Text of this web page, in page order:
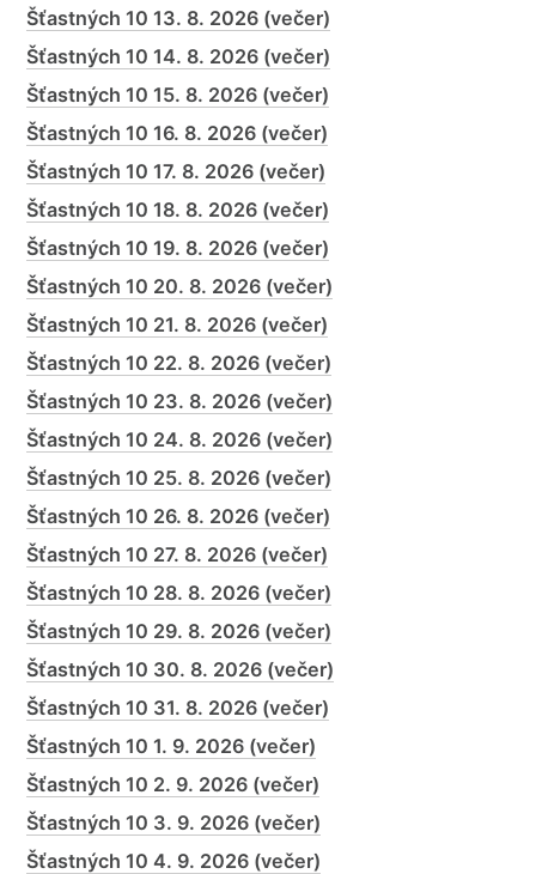
Šťastných 10 13. 8. 2026 (večer)
Šťastných 10 14. 8. 2026 (večer)
Šťastných 10 15. 8. 2026 (večer)
Šťastných 10 16. 8. 2026 (večer)
Šťastných 10 17. 8. 2026 (večer)
Šťastných 10 18. 8. 2026 (večer)
Šťastných 10 19. 8. 2026 (večer)
Šťastných 10 20. 8. 2026 (večer)
Šťastných 10 21. 8. 2026 (večer)
Šťastných 10 22. 8. 2026 (večer)
Šťastných 10 23. 8. 2026 (večer)
Šťastných 10 24. 8. 2026 (večer)
Šťastných 10 25. 8. 2026 (večer)
Šťastných 10 26. 8. 2026 (večer)
Šťastných 10 27. 8. 2026 (večer)
Šťastných 10 28. 8. 2026 (večer)
Šťastných 10 29. 8. 2026 (večer)
Šťastných 10 30. 8. 2026 (večer)
Šťastných 10 31. 8. 2026 (večer)
Šťastných 10 1. 9. 2026 (večer)
Šťastných 10 2. 9. 2026 (večer)
Šťastných 10 3. 9. 2026 (večer)
Šťastných 10 4. 9. 2026 (večer)